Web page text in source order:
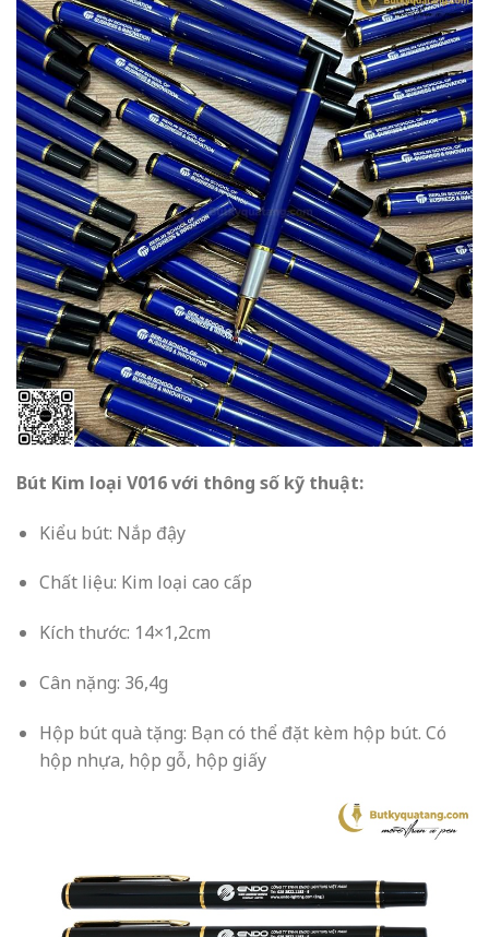
Bút Kim loại V016 với thông số kỹ thuật:
Kiểu bút: Nắp đậy
Chất liệu: Kim loại cao cấp
Kích thước: 14×1,2cm
Cân nặng: 36,4g
Hộp bút quà tặng: Bạn có thể đặt kèm hộp bút. Có
hộp nhựa, hộp gỗ, hộp giấy